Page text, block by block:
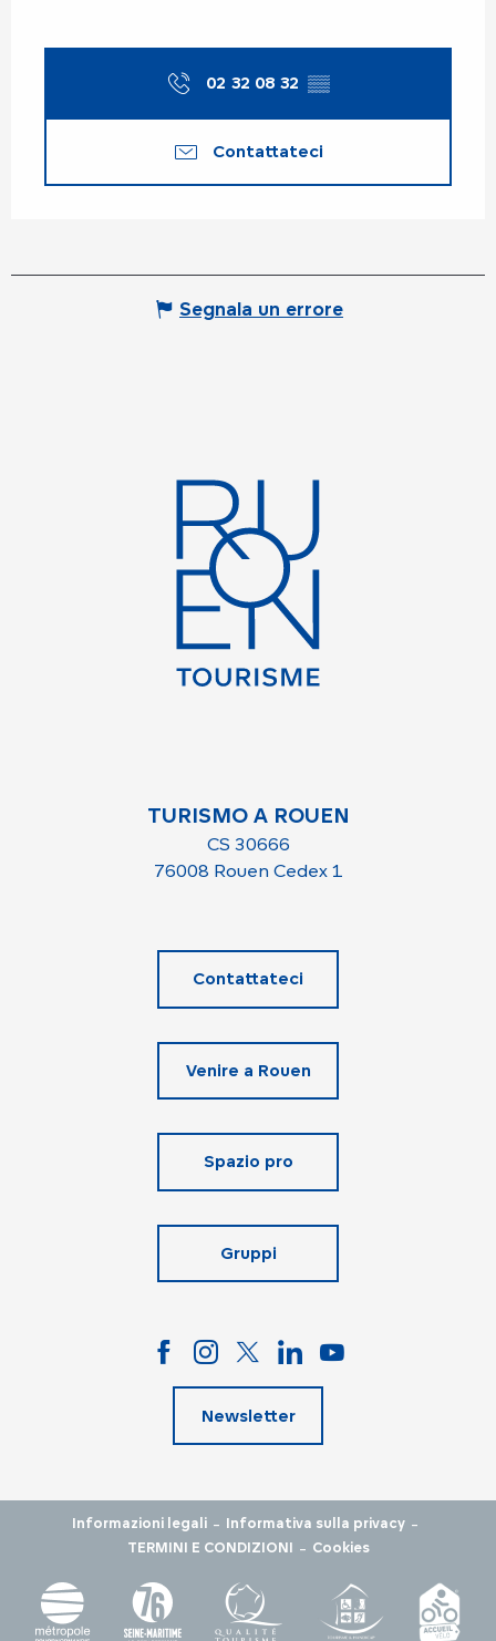
02 32 08 32 ▒▒
Contattateci
Segnala un errore
TURISMO A ROUEN
CS 30666
76008 Rouen Cedex 1
Contattateci
Venire a Rouen
Spazio pro
Gruppi
Newsletter
Informazioni legali - Informativa sulla privacy -
TERMINI E CONDIZIONI - Cookies